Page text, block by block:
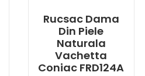
Rucsac Dama
Din Piele
Naturala
Vachetta
Coniac FRD124A